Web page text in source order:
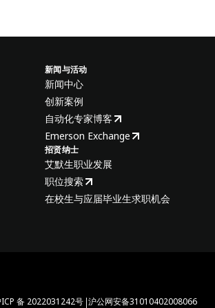
新闻与活动
新闻中心
创新案例
自动化专家博客
Emerson Exchange
招贤纳士
艾默生职业发展
职位搜索
在校生与应届毕业生求职机会
备 2022031242号 |沪公网安备31010402008066